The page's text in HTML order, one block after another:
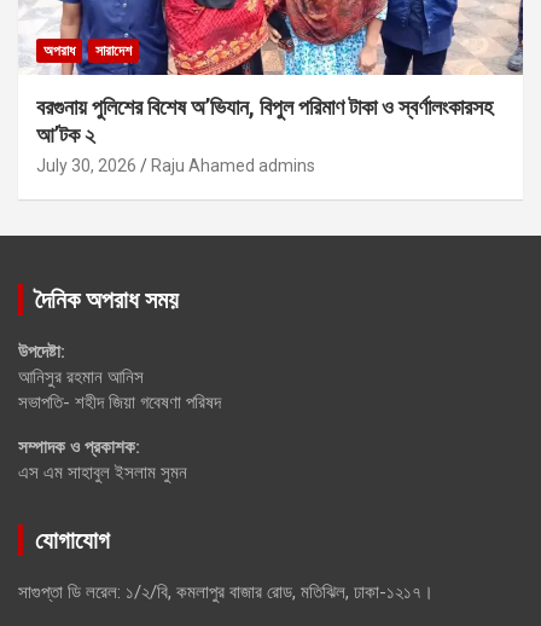
অপরাধ সারাদেশ
বরগুনায় পুলিশের বিশেষ অ’ভিযান, বিপুল পরিমাণ টাকা ও স্বর্ণালংকারসহ
আ’টক ২
July 30, 2026 Raju Ahamed admins
দৈনিক অপরাধ সময়
উপদেষ্টা:
আনিসুর রহমান আনিস
সভাপতি- শহীদ জিয়া গবেষণা পরিষদ
সম্পাদক ও প্রকাশক:
এস এম সাহাবুল ইসলাম সুমন
যোগাযোগ
সাগুপ্তা ডি লরেল: ১/২/বি, কমলাপুর বাজার রোড, মতিঝিল, ঢাকা-১২১৭।